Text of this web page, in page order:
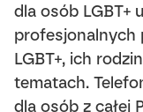
dla osób LGBT+
profesjonalnych
LGBT+, ich
tematach.
dla osób z całej